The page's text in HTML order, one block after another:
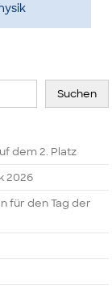
Suchen
dem 2. Platz
2026
für den Tag der